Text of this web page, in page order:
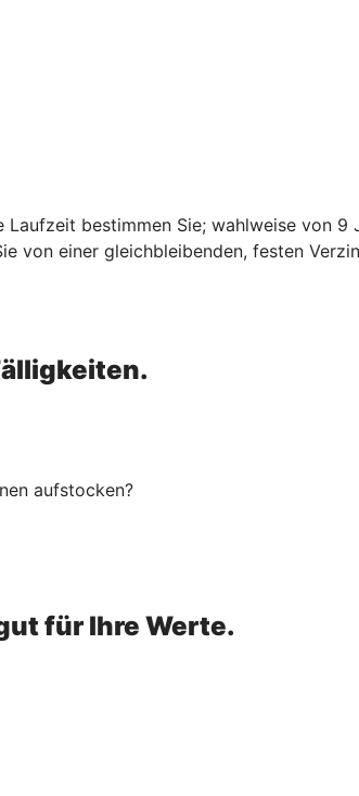
bestimmen Sie; wahlweise von 9
einer gleichbleibenden, festen
aufstocken?
für Ihre Werte.